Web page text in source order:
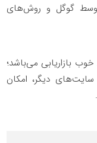
گوگل و روش‌های
بازاریابی می‌باشد؛
دیگر، امکان